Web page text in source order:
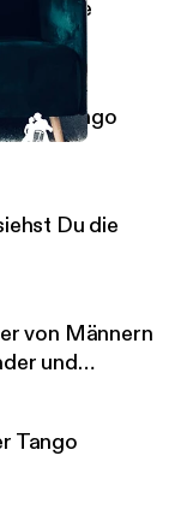
Argentino
ihre
über Tango
Du die
von Männern
und
Tango